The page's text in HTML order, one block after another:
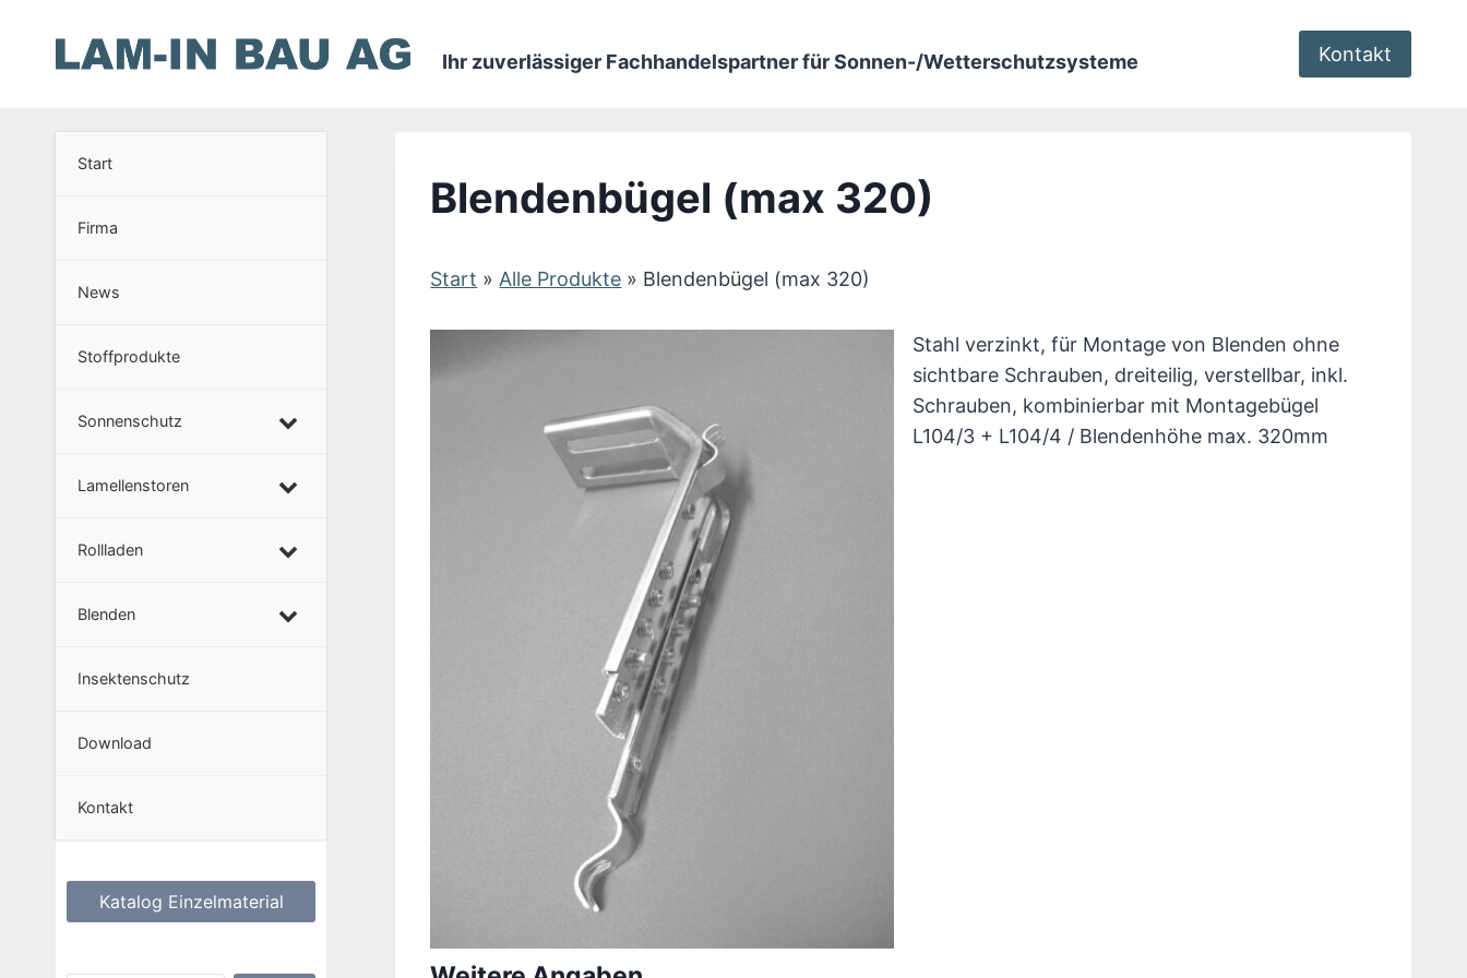
springen
Ihr zuverlässiger Fachhandelspartner für Sonnen-/Wetterschutzsysteme Kontakt
Blendenbügel (max 320)
Start »Alle Produkte » Blendenbügel (max 320)
Stahl verzinkt, für Montage von Blenden ohne
sichtbare Schrauben, dreiteilig, verstellbar, inkl.
Schrauben, kombinierbar mit Montagebügel
L104/3 + L104/4 / Blendenhöhe max. 320mm
Start
Firma
News
Stoffprodukte
Sonnenschutz
Lamellenstoren
Rollladen
Blenden
Insektenschutz
Download
Kontakt
Katalog Einzelmaterial